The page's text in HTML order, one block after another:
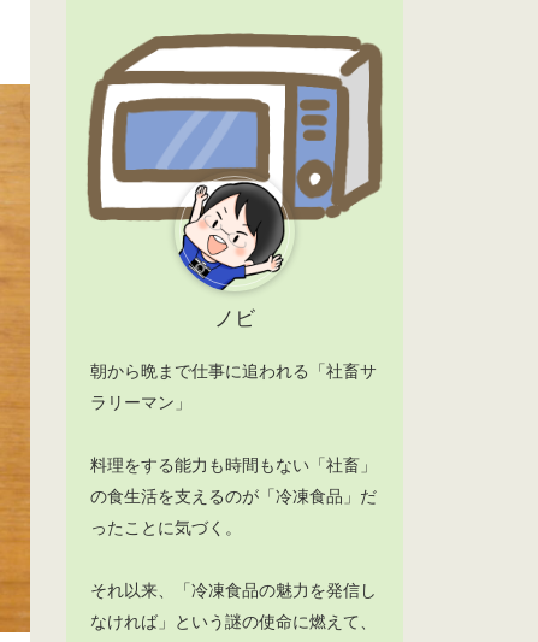
ノビ
朝から晩まで仕事に追われる「社畜サ
ラリーマン」
料理をする能力も時間もない「社畜」
の食生活を支えるのが「冷凍食品」だ
ったことに気づく。
それ以来、「冷凍食品の魅力を発信し
なければ」という謎の使命に燃えて、